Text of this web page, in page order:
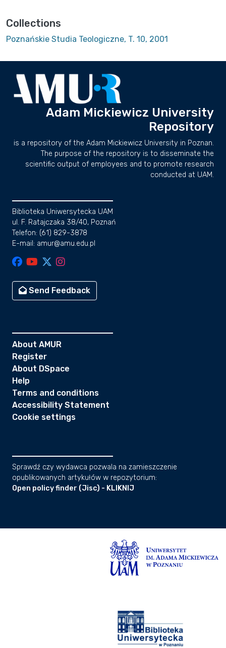
Collections
Poznańskie Studia Teologiczne, T. 10, 2001
Adam Mickiewicz University
Repository
is a repository of the Adam Mickiewicz University in Poznan.
The purpose of the repository is to disseminate the
scientific output of employees and to promote research
conducted at UAM.
Biblioteka Uniwersytecka UAM
ul. F. Ratajczaka 38/40, Poznań
Telefon: (61) 829-3878
E-mail: amur@amu.edu.pl
Send Feedback
About AMUR
Register
About DSpace
Help
Terms and conditions
Accessibility Statement
Cookie settings
Sprawdź czy wydawca pozwala na zamieszczenie
opublikowanych artykułów w repozytorium:
Open policy finder (Jisc) - KLIKNIJ